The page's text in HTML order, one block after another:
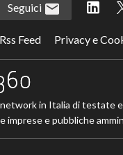
Seguici
Rss Feed Privacy e
in Italia di testate
imprese e pubbliche